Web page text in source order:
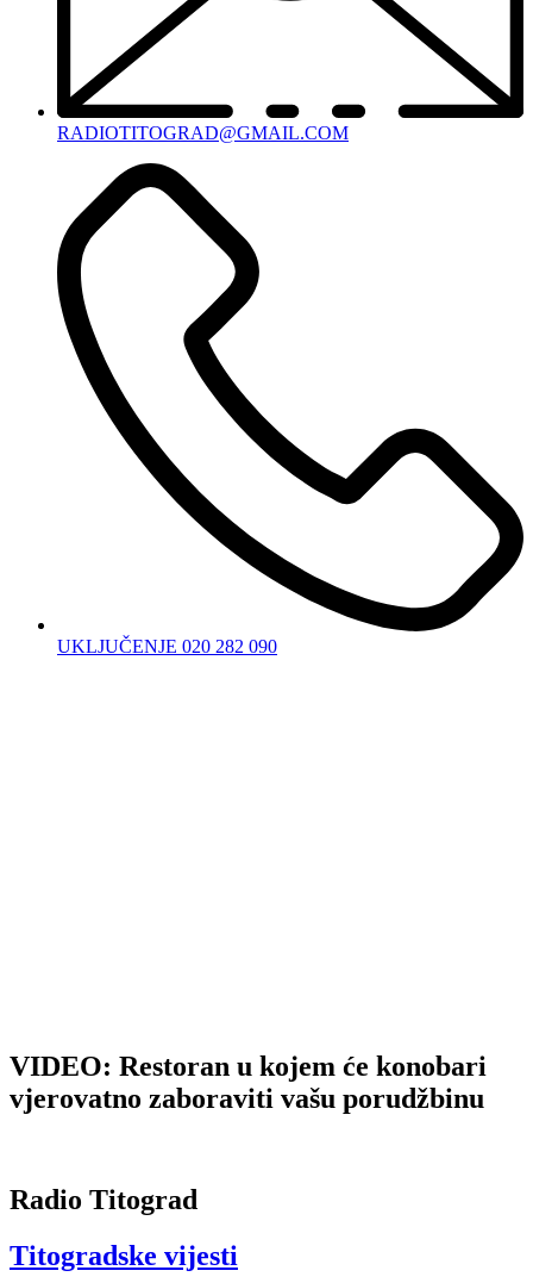
RADIOTITOGRAD@GMAIL.COM
UKLJUČENJE 020 282 090
VIDEO: Restoran u kojem će konobari
vjerovatno zaboraviti vašu porudžbinu
Radio Titograd
Titogradske vijesti